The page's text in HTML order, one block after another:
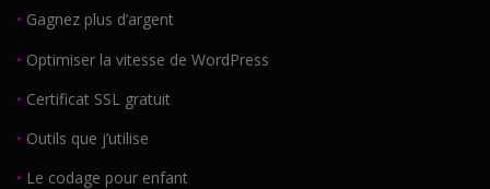
• Gagnez plus d’argent
• Optimiser la vitesse de WordPress
• Certificat SSL gratuit
• Outils que j’utilise
• Le codage pour enfant